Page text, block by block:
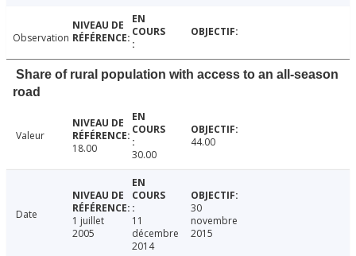
Observation
Share of rural population with access to an all-season
road
Valeur
18.00
30.00
44.00
Date
1 juillet
2005
11
décembre
2014
30
novembre
2015